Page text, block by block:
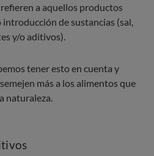
a aquellos productos
de sustancias (sal,
y/o aditivos).
tener esto en cuenta y
más a los alimentos que
naturaleza.